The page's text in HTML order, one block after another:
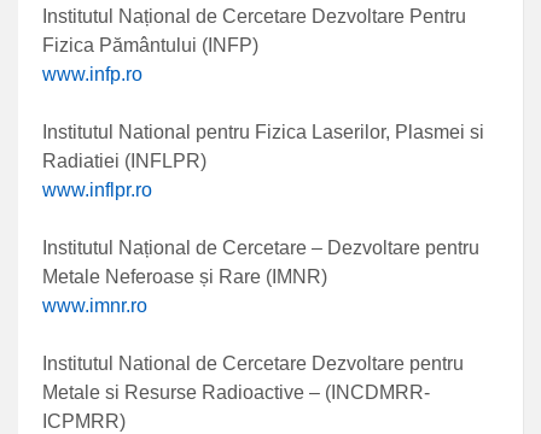
Institutul Național de Cercetare Dezvoltare Pentru
Fizica Pământului (INFP)
www.infp.ro
Institutul National pentru Fizica Laserilor, Plasmei si
Radiatiei (INFLPR)
www.inflpr.ro
Institutul Național de Cercetare – Dezvoltare pentru
Metale Neferoase și Rare (IMNR)
www.imnr.ro
Institutul National de Cercetare Dezvoltare pentru
Metale si Resurse Radioactive – (INCDMRR-
ICPMRR)